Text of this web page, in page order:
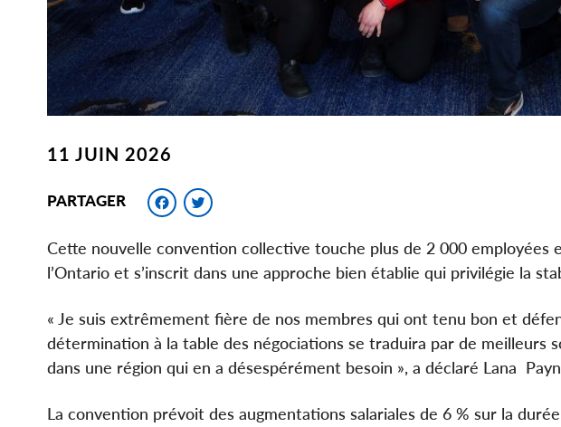
11 JUIN 2026
PARTAGER Facebook
Cette nouvelle convention collective touche plus de 2 000 employées
l’Ontario et s’inscrit dans une approche bien établie qui privilégie la
« Je suis extrêmement fière de nos membres qui ont tenu bon et
détermination à la table des négociations se traduira par de meilleurs
dans une région qui en a désespérément besoin », a déclaré Lana
La convention prévoit des augmentations salariales de 6 % sur la